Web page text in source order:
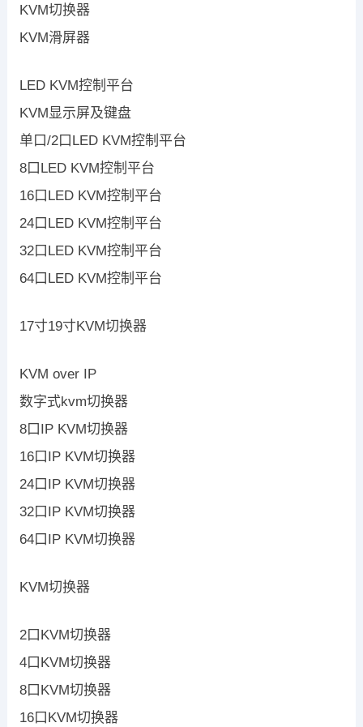
KVM切换器
KVM滑屏器
LED KVM控制平台
KVM显示屏及键盘
单口/2口LED KVM控制平台
8口LED KVM控制平台
16口LED KVM控制平台
24口LED KVM控制平台
32口LED KVM控制平台
64口LED KVM控制平台
17寸19寸KVM切换器
KVM over IP
数字式kvm切换器
8口IP KVM切换器
16口IP KVM切换器
24口IP KVM切换器
32口IP KVM切换器
64口IP KVM切换器
KVM切换器
2口KVM切换器
4口KVM切换器
8口KVM切换器
16口KVM切换器